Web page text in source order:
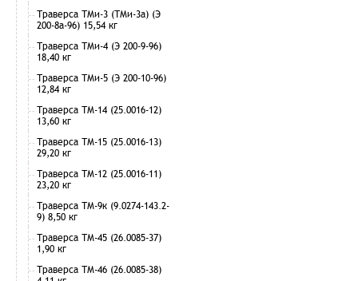
Траверса ТМи-3 (ТМи-3а) (Э
200-8а-96) 15,54 кг
Траверса ТМи-4 (Э 200-9-96)
18,40 кг
Траверса ТМи-5 (Э 200-10-96)
12,84 кг
Траверса ТМ-14 (25.0016-12)
13,60 кг
Траверса ТМ-15 (25.0016-13)
29,20 кг
Траверса ТМ-12 (25.0016-11)
23,20 кг
Траверса ТМ-9к (9.0274-143.2-
9) 8,50 кг
Траверса ТМ-45 (26.0085-37)
1,90 кг
Траверса ТМ-46 (26.0085-38)